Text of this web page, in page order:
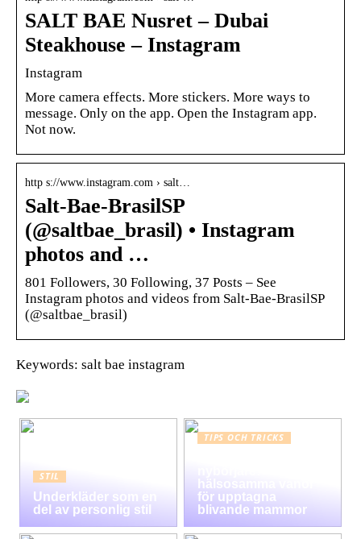
SALT BAE Nusret – Dubai
Steakhouse – Instagram
Instagram
More camera effects. More stickers. More ways to
message. Only on the app. Open the Instagram app.
Not now.
http s://www.instagram.com › salt…
Salt-Bae-BrasilSP
(@saltbae_brasil) • Instagram
photos and …
801 Followers, 30 Following, 37 Posts – See
Instagram photos and videos from Salt-Bae-BrasilSP
(@saltbae_brasil)
Keywords: salt bae instagram
STIL
Underkläder som en
del av personlig stil
TIPS OCH TRICKS
hälsosamma vanor
för upptagna
blivande mammor